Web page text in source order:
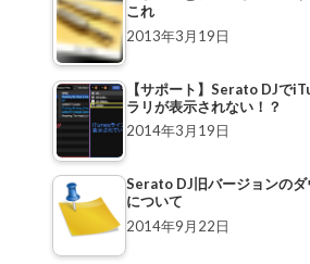
これ
2013年3月19日
【サポート】Serato DJで
ラリが表示されない！？
2014年3月19日
Serato DJ旧バージョンのダ
について
2014年9月22日